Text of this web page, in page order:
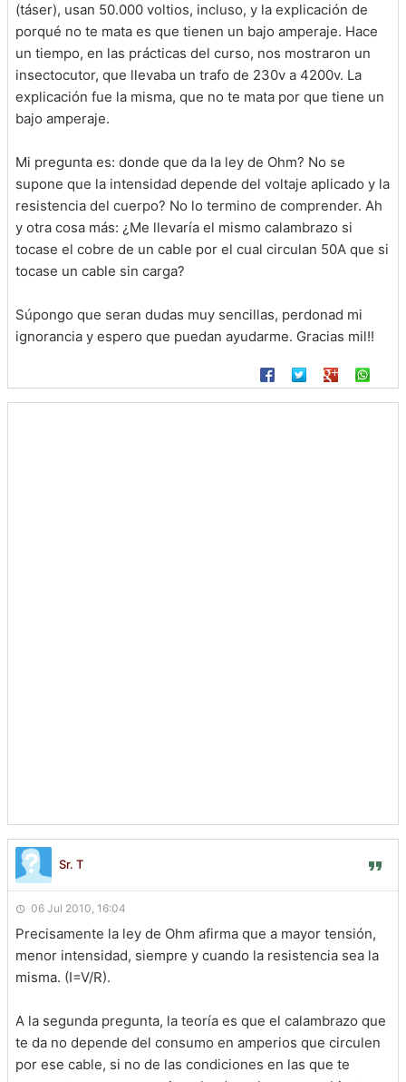
(táser), usan 50.000 voltios, incluso, y la explicación de
porqué no te mata es que tienen un bajo amperaje. Hace
un tiempo, en las prácticas del curso, nos mostraron un
insectocutor, que llevaba un trafo de 230v a 4200v. La
explicación fue la misma, que no te mata por que tiene un
bajo amperaje.
Mi pregunta es: donde que da la ley de Ohm? No se
supone que la intensidad depende del voltaje aplicado y la
resistencia del cuerpo? No lo termino de comprender. Ah
y otra cosa más: ¿Me llevaría el mismo calambrazo si
tocase el cobre de un cable por el cual circulan 50A que si
tocase un cable sin carga?
Súpongo que seran dudas muy sencillas, perdonad mi
ignorancia y espero que puedan ayudarme. Gracias mil!!
Sr. T
06 Jul 2010, 16:04
Precisamente la ley de Ohm afirma que a mayor tensión,
menor intensidad, siempre y cuando la resistencia sea la
misma. (I=V/R).
A la segunda pregunta, la teoría es que el calambrazo que
te da no depende del consumo en amperios que circulen
por ese cable, si no de las condiciones en las que te